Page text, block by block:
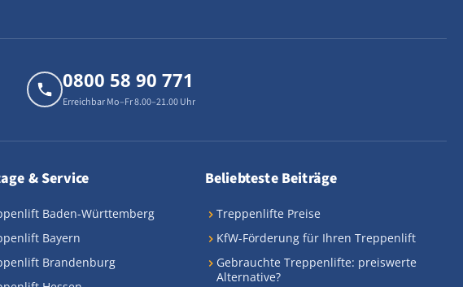
0800 58 90 771
Erreichbar Mo–Fr 8.00–21.00 Uhr
& Service
Baden-Württemberg
Bayern
Brandenburg
Beliebteste Beiträge
Treppenlifte Preise
KfW-Förderung für Ihren Treppenlift
Gebrauchte Treppenlifte: preiswerte
Alternative?